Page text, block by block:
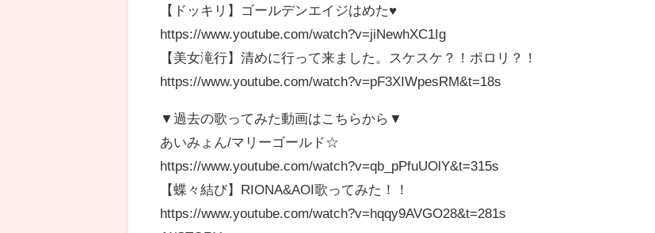
【ドッキリ】ゴールデンエイジはめた♥
https://www.youtube.com/watch?v=jiNewhXC1Ig
【美女滝行】清めに行って来ました。スケスケ？！ポロリ？！
https://www.youtube.com/watch?v=pF3XIWpesRM&t=18s
▼過去の歌ってみた動画はこちらから▼
あいみょん/マリーゴールド☆
https://www.youtube.com/watch?v=qb_pPfuUOlY&t=315s
【蝶々結び】RIONA&AOI歌ってみた！！
https://www.youtube.com/watch?v=hqqy9AVGO28&t=281s